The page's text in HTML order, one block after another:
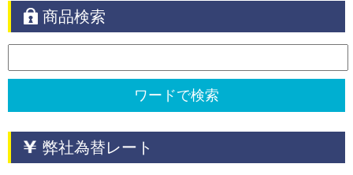
商品検索
弊社為替レート